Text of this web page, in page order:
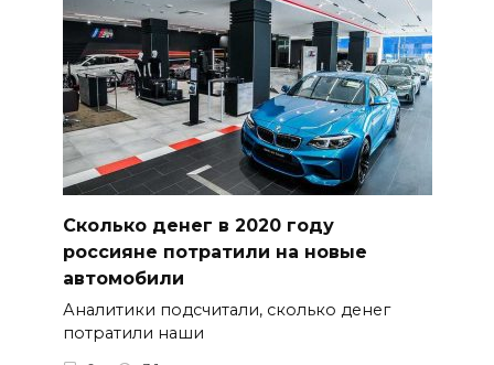
Сколько денег в 2020 году
россияне потратили на новые
автомобили
Аналитики подсчитали, сколько денег
потратили наши